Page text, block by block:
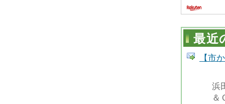
最近
【市
浜
＆